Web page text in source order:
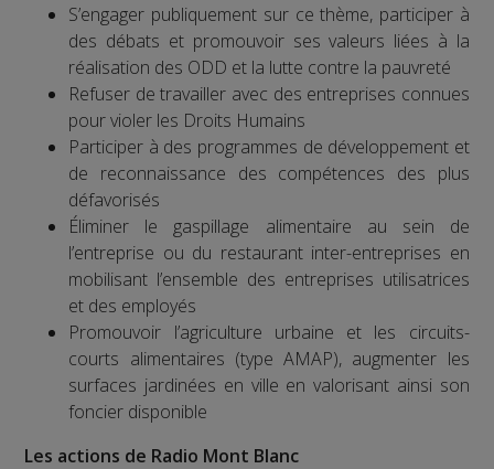
S’engager publiquement sur ce thème, participer à
des débats et promouvoir ses valeurs liées à la
réalisation des ODD et la lutte contre la pauvreté
Refuser de travailler avec des entreprises connues
pour violer les Droits Humains
Participer à des programmes de développement et
de reconnaissance des compétences des plus
défavorisés
Éliminer le gaspillage alimentaire au sein de
l’entreprise ou du restaurant inter-entreprises en
mobilisant l’ensemble des entreprises utilisatrices
et des employés
Promouvoir l’agriculture urbaine et les circuits-
courts alimentaires (type AMAP), augmenter les
surfaces jardinées en ville en valorisant ainsi son
foncier disponible
Les actions de Radio Mont Blanc